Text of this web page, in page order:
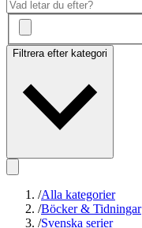
Filtrera efter kategori
/Alla kategorier
/Böcker & Tidningar
/Svenska serier